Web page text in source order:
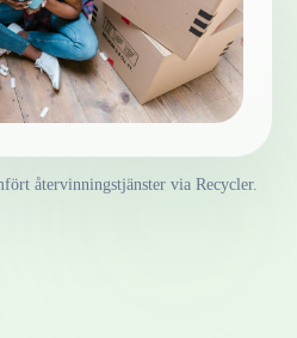
återvinningstjänster via Recycler.